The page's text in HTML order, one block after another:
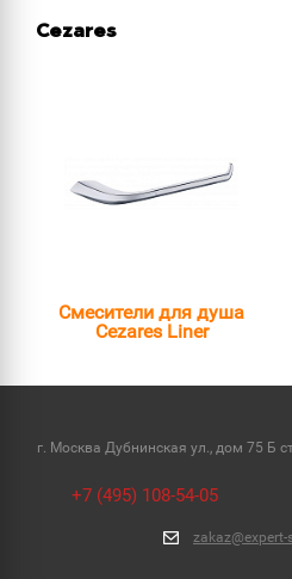
Cezares
Смесители для душа
Cezares Liner
г. Москва Дубнинская ул., дом 75 Б
+7 (495) 108-54-05